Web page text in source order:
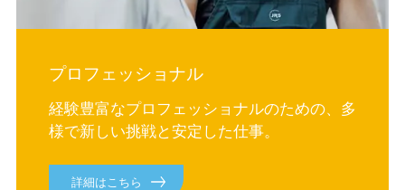
プロフェッショナル
経験豊富なプロフェッショナルのための、多
様で新しい挑戦と安定した仕事。
詳細はこちら